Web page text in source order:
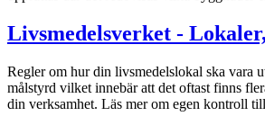
Livsmedelsverket -
Regler om hur din livsmedelslokal ska vara
målstyrd vilket innebär att det oftast finns
din verksamhet. Läs mer om egen kontroll